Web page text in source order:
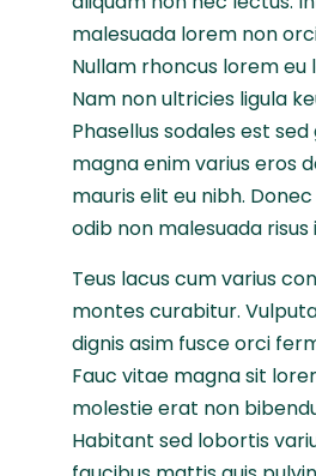
malesuada lorem non
Nullam rhoncus lorem eu
Nam non ultricies ligula
Phasellus sodales est
magna enim varius eros
mauris elit eu nibh.
odib non malesuada
Teus lacus cum varius
montes curabitur.
dignis asim fusce orci
Fauc vitae magna sit
molestie erat non
Habitant sed lobortis